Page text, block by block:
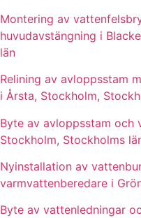
Montering av
huvudavstängning i
län
Relining av avloppsstam
i Årsta, Stockholm,
Byte av avloppsstam och
Stockholm, Stockholms
Nyinstallation av
varmvattenberedare i
Byte av vattenledningar